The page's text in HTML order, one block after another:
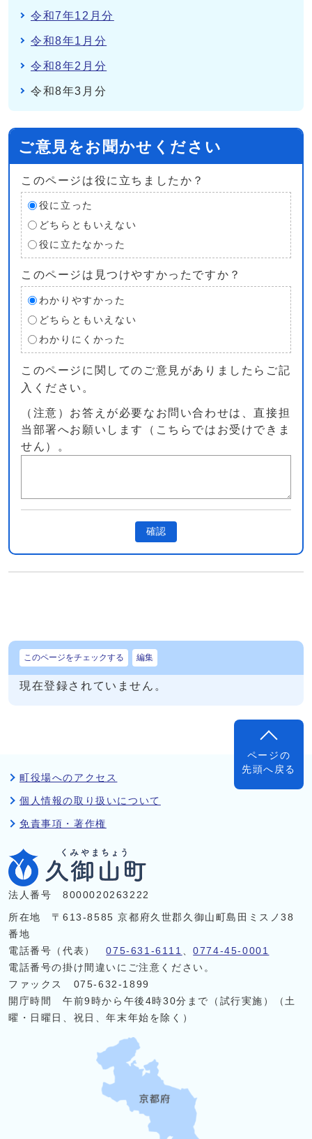
令和7年12月分
令和8年1月分
令和8年2月分
令和8年3月分
ご意見をお聞かせください
このページは役に立ちましたか？
役に立った
どちらともいえない
役に立たなかった
このページは見つけやすかったですか？
わかりやすかった
どちらともいえない
わかりにくかった
このページに関してのご意見がありましたらご記
入ください。
（注意）お答えが必要なお問い合わせは、直接担
当部署へお願いします（こちらではお受けできま
せん）。
確認
このページをチェックする 編集
現在登録されていません。
ページの
先頭へ戻る
町役場へのアクセス
個人情報の取り扱いについて
免責事項・著作権
法人番号 8000020263222
所在地 〒613-8585 京都府久世郡久御山町島田ミスノ38
番地
電話番号（代表）075-631-6111 、0774-45-0001
電話番号の掛け間違いにご注意ください。
ファックス 075-632-1899
開庁時間 午前9時から午後4時30分まで（試行実施）（土
曜・日曜日、祝日、年末年始を除く）